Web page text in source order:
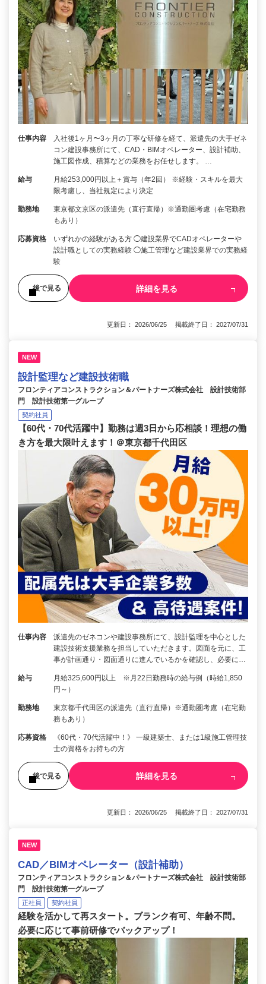
仕事内容
入社後1ヶ月〜3ヶ月の丁寧な研修を経て、派遣先の大手ゼネ
コン建設事務所にて、CAD・BIMオペレーター、設計補助、
施工図作成、積算などの業務をお任せします。 …
給与
月給253,000円以上＋賞与（年2回） ※経験・スキルを最大
限考慮し、当社規定により決定
勤務地
東京都文京区の派遣先（直行直帰）※通勤圏考慮（在宅勤務
もあり）
応募資格
いずれかの経験がある方 ◯建設業界でCADオペレーターや
設計職としての実務経験 ◯施工管理など建設業界での実務経
験
後で見る 詳細を見る
更新日： 2026/06/25 掲載終了日： 2027/07/31
NEW
設計監理など建設技術職
フロンティアコンストラクション＆パートナーズ株式会社 設計技術部
門 設計技術第一グループ
契約社員
【60代・70代活躍中】勤務は週3日から応相談！理想の働
き方を最大限叶えます！＠東京都千代田区
仕事内容
派遣先のゼネコンや建設事務所にて、設計監理を中心とした
建設技術支援業務を担当していただきます。図面を元に、工
事が計画通り・図面通りに進んでいるかを確認し、必要に…
給与
月給325,600円以上 ※月22日勤務時の給与例（時給1,850
円～）
勤務地
東京都千代田区の派遣先（直行直帰）※通勤圏考慮（在宅勤
務もあり）
応募資格
《60代・70代活躍中！》 一級建築士、または1級施工管理技
士の資格をお持ちの方
後で見る 詳細を見る
更新日： 2026/06/25 掲載終了日： 2027/07/31
NEW
CAD／BIMオペレーター（設計補助）
フロンティアコンストラクション＆パートナーズ株式会社 設計技術部
門 設計技術第一グループ
正社員 契約社員
経験を活かして再スタート。ブランク有可、年齢不問。
必要に応じて事前研修でバックアップ！